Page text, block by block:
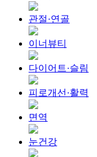
관절·연골
이너뷰티
다이어트·슬림
피로개선·활력
면역
눈건강